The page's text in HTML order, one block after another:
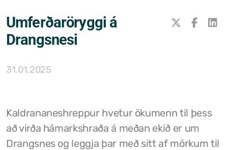
Umferðaröryggi á
Drangsnesi
31.01.2025
Kaldrananeshreppur hvetur ökumenn til þess
að virða hámarkshraða á meðan ekið er um
Drangsnes og leggja þar með sitt af mörkum til
Ársreikningar
Félagsþjónusta Stranda og Reykhólahrepps
Slökkvilið Drangsness